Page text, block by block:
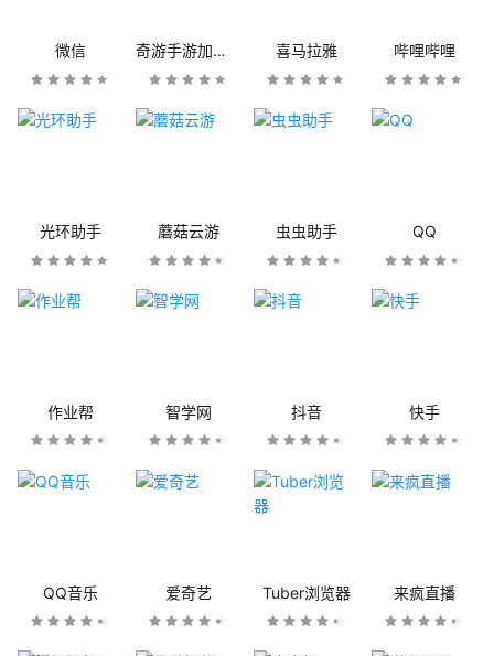
微信 奇游手游加速器 喜马拉雅 哔哩哔哩
光环助手 蘑菇云游 虫虫助手 QQ
作业帮 智学网 抖音 快手
QQ音乐 爱奇艺 Tuber浏览器 来疯直播